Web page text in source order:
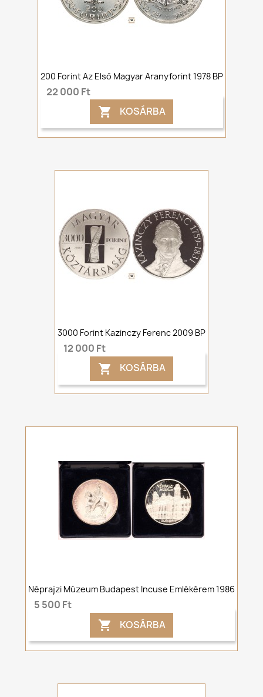
200 Forint Az Első Magyar Aranyforint 1978 BP
22 000 Ft
 KOSÁRBA
3000 Forint Kazinczy Ferenc 2009 BP
12 000 Ft
 KOSÁRBA
Néprajzi Múzeum Budapest Incuse Emlékérem 1986
5 500 Ft
 KOSÁRBA